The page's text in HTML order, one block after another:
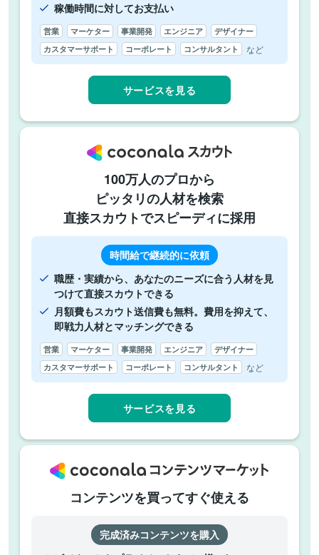
稼働時間に対してお支払い
営業 マーケター 事業開発 エンジニア
デザイナー
カスタマーサポート
コーポレート コンサルタント など
サービスを見る
100万人のプロから
ピッタリの人材を検索
直接スカウトでスピーディに採用
時間給で継続的に依頼
職歴・実績から、あなたのニーズに合う人材を見
つけて直接スカウトできる
月額費もスカウト送信費も無料。費用を抑えて、
即戦力人材とマッチングできる
営業 マーケター 事業開発 エンジニア
デザイナー
カスタマーサポート
コーポレート コンサルタント など
サービスを見る
コンテンツを買ってすぐ使える
完成済みコンテンツを購入